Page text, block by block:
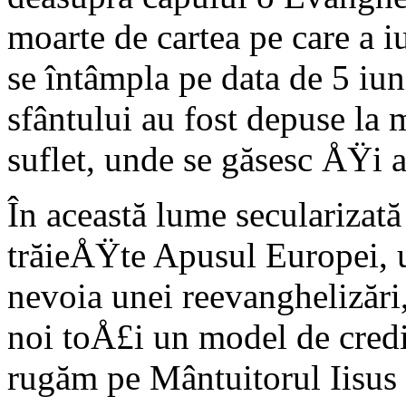
moarte de cartea pe care a
se întâmpla pe data de 5
sfântului au fost depuse la
suflet, unde se găsesc ÅŸi
În această lume
trăieÅŸte Apusul Europei,
nevoia unei
noi toÅ£i un model de
rugăm pe Mântuitorul